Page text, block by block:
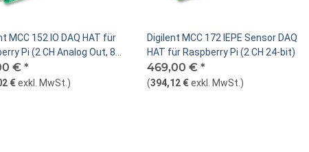
MCC 152 IO DAQ HAT für
Pi (2 CH Analog Out, 8
IO)€ *
€exkl. MwSt. )
Digilent MCC 172 IEPE Sensor DAQ
HAT für Raspberry Pi (2 CH 24-bit)
469,00 € *
(394,12 €exkl. MwSt. )